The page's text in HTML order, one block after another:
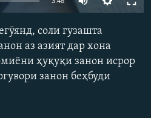
соли гузашта
аз азият дар хона
ҳуқуқи занон исрор
занон беҳбуди